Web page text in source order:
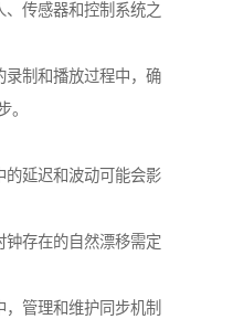
传感器和控制系统之
制和播放过程中，确
。
延迟和波动可能会影
存在的自然漂移需定
管理和维护同步机制